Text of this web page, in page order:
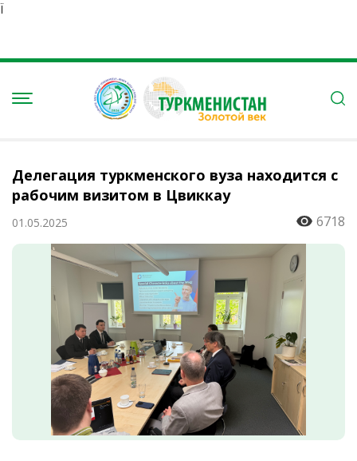
Ï
Делегация туркменского вуза находится с
рабочим визитом в Цвиккау
01.05.2025 6718